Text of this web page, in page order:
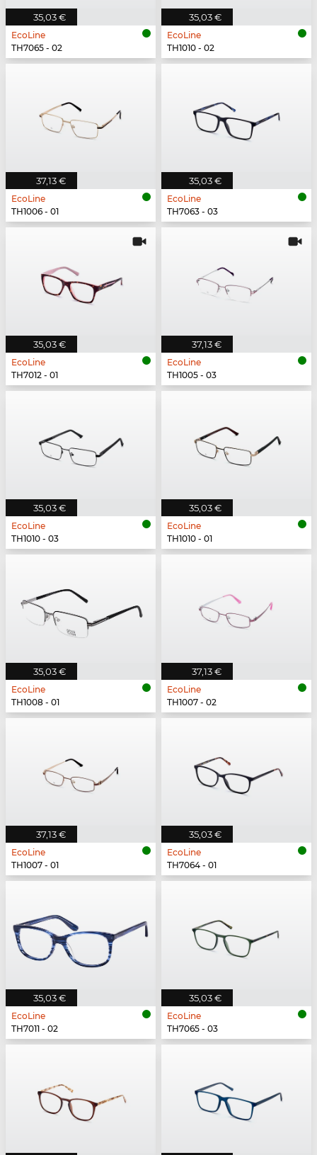
35,03 €
EcoLine
TH7065 - 02
35,03 €
EcoLine
TH1010 - 02
37,13 €
EcoLine
TH1006 - 01
35,03 €
EcoLine
TH7063 - 03
35,03 €
EcoLine
TH7012 - 01
37,13 €
EcoLine
TH1005 - 03
35,03 €
EcoLine
TH1010 - 03
35,03 €
EcoLine
TH1010 - 01
35,03 €
EcoLine
TH1008 - 01
37,13 €
EcoLine
TH1007 - 02
37,13 €
EcoLine
TH1007 - 01
35,03 €
EcoLine
TH7064 - 01
35,03 €
EcoLine
TH7011 - 02
35,03 €
EcoLine
TH7065 - 03